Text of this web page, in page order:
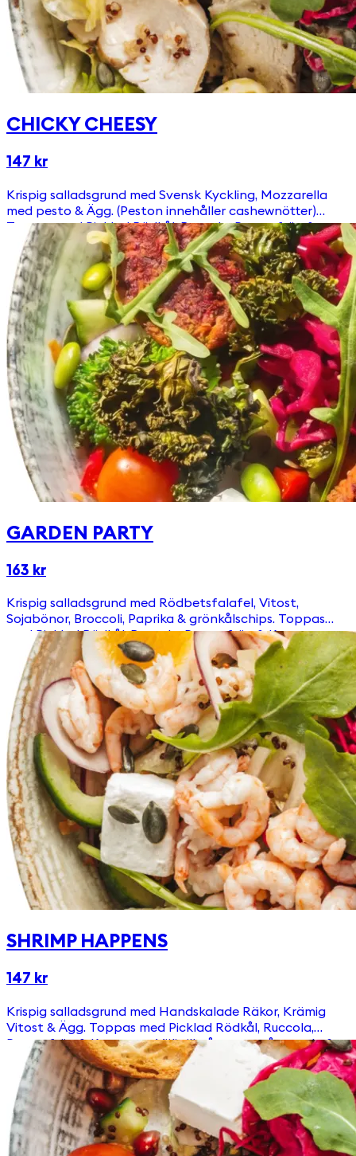
CHICKY CHEESY
147 kr
Krispig salladsgrund med Svensk Kyckling, Mozzarella
med pesto & Ägg. (Peston innehåller cashewnötter)
Toppas med Picklad Rödkål, Ruccola, Pumpafrön &
Krutonger Välj till någon av våra goda & egengjorda
dressingar!
GARDEN PARTY
163 kr
Krispig salladsgrund med Rödbetsfalafel, Vitost,
Sojabönor, Broccoli, Paprika & grönkålschips. Toppas
med Picklad Rödkål, Ruccola, Pumpafrön & Krutonger
Välj till någon av våra goda & egengjorda dressingar!
SHRIMP HAPPENS
147 kr
Krispig salladsgrund med Handskalade Räkor, Krämig
Vitost & Ägg. Toppas med Picklad Rödkål, Ruccola,
Pumpafrön & Krutonger Välj till någon av våra goda &
egengjorda dressingar!